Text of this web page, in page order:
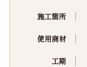
施工箇所
使用商材
工期